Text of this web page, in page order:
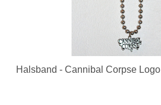
Halsband - Cannibal Corpse Logo